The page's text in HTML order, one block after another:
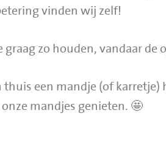
vinden wij zelf!
graag zo houden, vandaar de
een mandje (of karretje)
mandjes genieten. 🤩